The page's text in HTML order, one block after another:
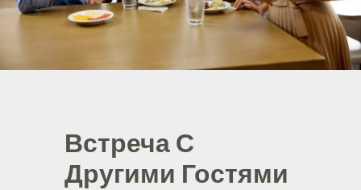
Встреча С
Другими Гостями